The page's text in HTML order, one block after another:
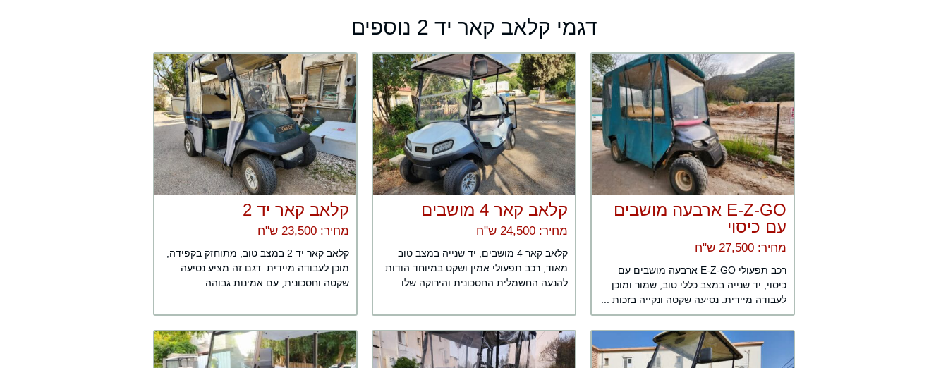
דגמי קלאב קאר יד 2 נוספים
E-Z-GO ארבעה מושבים
עם כיסוי
מחיר: 27,500 ש"ח
רכב תפעולי E-Z-GO ארבעה מושבים עם
כיסוי, יד שנייה במצב כללי טוב, שמור ומוכן
לעבודה מיידית. נסיעה שקטה ונקייה בזכות ...
קלאב קאר 4 מושבים
מחיר: 24,500 ש"ח
קלאב קאר 4 מושבים, יד שנייה במצב טוב
מאוד, רכב תפעולי אמין ושקט במיוחד הודות
להנעה החשמלית החסכונית והירוקה שלו. ...
קלאב קאר יד 2
מחיר: 23,500 ש"ח
קלאב קאר יד 2 במצב טוב, מתוחזק בקפידה,
מוכן לעבודה מיידית. דגם זה מציע נסיעה
שקטה וחסכונית, עם אמינות גבוהה ...